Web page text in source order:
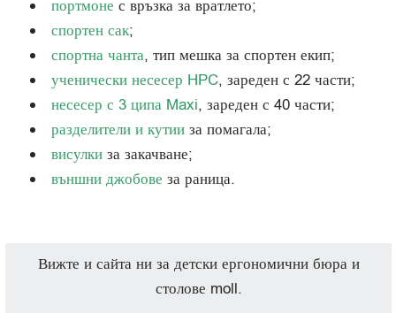
портмоне с връзка за вратлето;
спортен сак;
спортна чанта, тип мешка за спортен екип;
ученически несесер HPC, зареден с 22 части;
несесер с 3 ципа Maxi, зареден с 40 части;
разделители и кутии за помагала;
висулки за закачване;
външни джобове за раница.
Вижте и сайта ни за детски ергономични бюра и
столове moll.